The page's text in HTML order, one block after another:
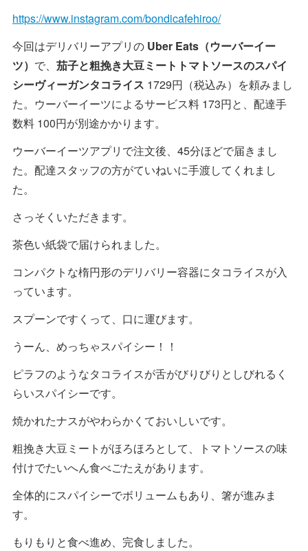
https://www.instagram.com/bondicafehiroo/
今回はデリバリーアプリの Uber Eats（ウーバーイー
ツ） で、 茄子と粗挽き大豆ミートトマトソースのスパイ
シーヴィーガンタコライス 1729円（税込み）を頼みまし
た。ウーバーイーツによるサービス料 173円と、配達手
数料 100円が別途かかります。
ウーバーイーツアプリで注文後、45分ほどで届きまし
た。配達スタッフの方がていねいに手渡してくれまし
た。
さっそくいただきます。
茶色い紙袋で届けられました。
コンパクトな楕円形のデリバリー容器にタコライスが入
っています。
スプーンですくって、口に運びます。
うーん、めっちゃスパイシー！！
ピラフのようなタコライスが舌がびりびりとしびれるく
らいスパイシーです。
焼かれたナスがやわらかくておいしいです。
粗挽き大豆ミートがほろほろとして、トマトソースの味
付けでたいへん食べごたえがあります。
全体的にスパイシーでボリュームもあり、箸が進みま
す。
もりもりと食べ進め、完食しました。